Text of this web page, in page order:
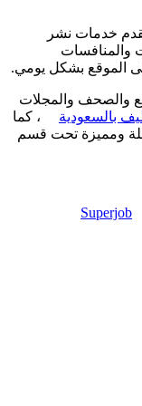
نشر
بشكل يومي.
والمجلات
، كما
تحت قسم